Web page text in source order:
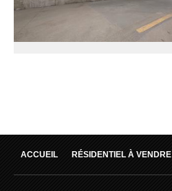
ACCUEIL RÉSIDENTIEL À VENDRE